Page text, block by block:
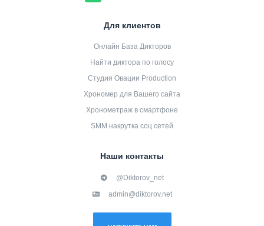
Для клиентов
Онлайн База Дикторов
Найти диктора по голосу
Студия Овации Production
Хрономер для Вашего сайта
Хронометраж в смартфоне
SMM накрутка соц сетей
Наши контакты
@Diktorov_net
admin@diktorov.net